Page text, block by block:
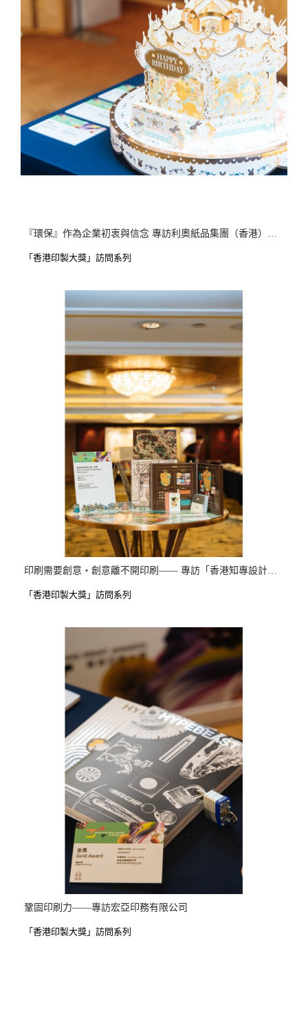
『環保』作為企業初衷與信念 專訪利奧紙品集團（香港）有限公司
「香港印製大獎」訪問系列
印刷需要創意・創意離不開印刷—— 專訪「香港知專設計學院」、「安量彩印製盒有限公司」 「偉民製本(中國)有限公司」合作故事及得獎感受 香
「香港印製大獎」訪問系列
鞏固印刷力——專訪宏亞印務有限公司
「香港印製大獎」訪問系列